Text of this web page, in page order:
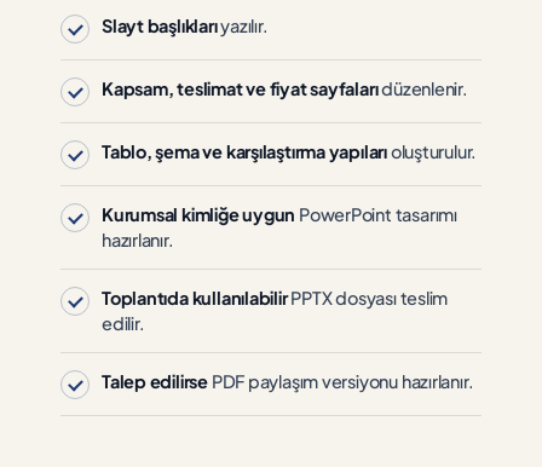
Slayt başlıklarıyazılır.
Kapsam, teslimat ve fiyat sayfalarıdüzenlenir.
Tablo, şema ve karşılaştırma yapılarıoluşturulur.
Kurumsal kimliğe uygun PowerPoint tasarımı
hazırlanır.
Toplantıda kullanılabilirPPTX dosyası teslim
edilir.
Talep edilirsePDF paylaşım versiyonu hazırlanır.